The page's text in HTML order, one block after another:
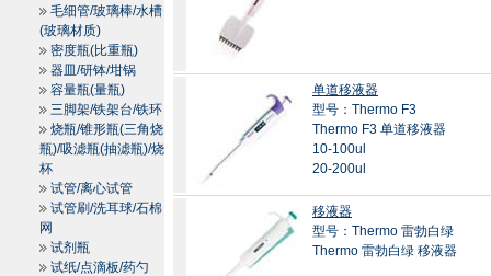
毛细管/玻璃棒/水槽
(玻璃材质)
密度瓶(比重瓶)
器皿/研钵/坩锅
容量瓶(量瓶)
三脚架/铁架台/铁环
烧瓶/锥形瓶(三角烧
瓶)/吸滤瓶(抽滤瓶)/烧
杯
试管/离心试管
试管刷/洗耳球/石棉
网
试剂瓶
试纸/点滴板/药勺
单道移液器
型号：Thermo F3
Thermo F3 单道移液器
10-100ul
20-200ul
移液器
型号：Thermo 雷勃白绿
Thermo 雷勃白绿 移液器